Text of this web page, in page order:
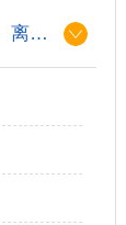
联轴器、耦合器、离合器